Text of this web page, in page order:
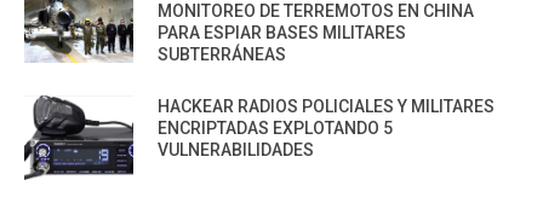
MONITOREO DE TERREMOTOS EN CHINA
PARA ESPIAR BASES MILITARES
SUBTERRÁNEAS
HACKEAR RADIOS POLICIALES Y MILITARES
ENCRIPTADAS EXPLOTANDO 5
VULNERABILIDADES